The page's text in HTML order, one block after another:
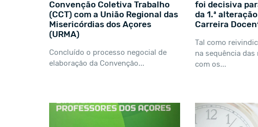
Convenção Coletiva Trabalho
(CCT) com a União Regional das
Misericórdias dos Açores
(URMA)
Concluído o processo negocial de
elaboração da Convenção...
foi decisiva
da 1.ª
Carreira
Tal como
na sequência das
com os...